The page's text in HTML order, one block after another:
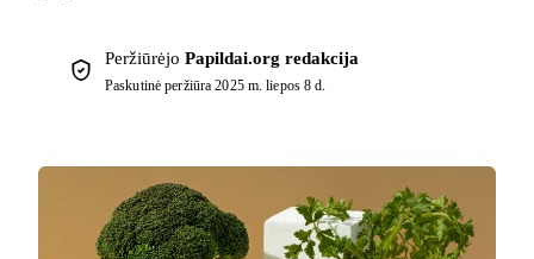
Peržiūrėjo Papildai.org redakcija
Paskutinė peržiūra2025 m. liepos 8 d.